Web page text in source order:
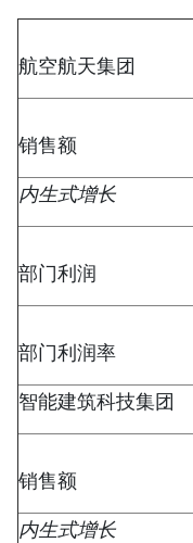
航空航天集团
销售额
内生式增长
部门利润
部门利润率
智能建筑科技集团
销售额
内生式增长